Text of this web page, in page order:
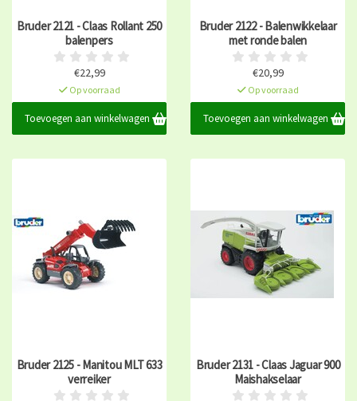
Bruder 2121 - Claas Rollant 250
balenpers
€22,99
Op voorraad
Toevoegen aan winkelwagen
Bruder 2122 - Balenwikkelaar
met ronde balen
€20,99
Op voorraad
Toevoegen aan winkelwagen
Bruder 2125 - Manitou MLT 633
verreiker
Bruder 2131 - Claas Jaguar 900
Maishakselaar